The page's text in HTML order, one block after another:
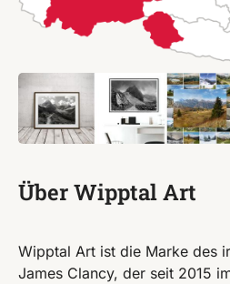
Über Wipptal Art
Wipptal Art ist die Marke des
James Clancy, der seit 2015